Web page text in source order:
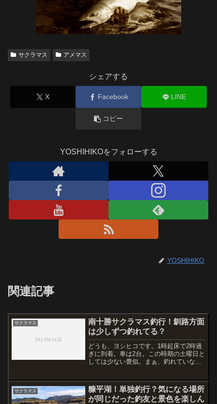
サクラマス アメマス
シェアする
X Facebook LINE
コピー
YOSHIHIKOをフォローする
YOSHIHIKO
関連記事
サクラマス
南十勝サクラマス釣行！釧路方面
は少しずつ釣れてる？
どうも、ヨシヒコです。1時起床で2時過
ぎに到着。車は2台。この時期の土曜日と
しては少ない豊似。まぁ、釣れていない
の状況も天気も良し。いきなり来ないか
なーと期待ばかり！今...
サクラマス
糠平湖！単独釣行？気になる場所
が同じだった釣友と景色を楽しん